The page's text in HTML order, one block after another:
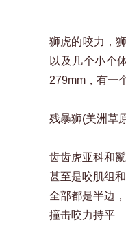
狮虎的咬力，
以及几个小个
279mm，有一
残暴狮(美洲草
齿齿虎亚科和
甚至是咬肌组
全部都是半边
撞击咬力持平